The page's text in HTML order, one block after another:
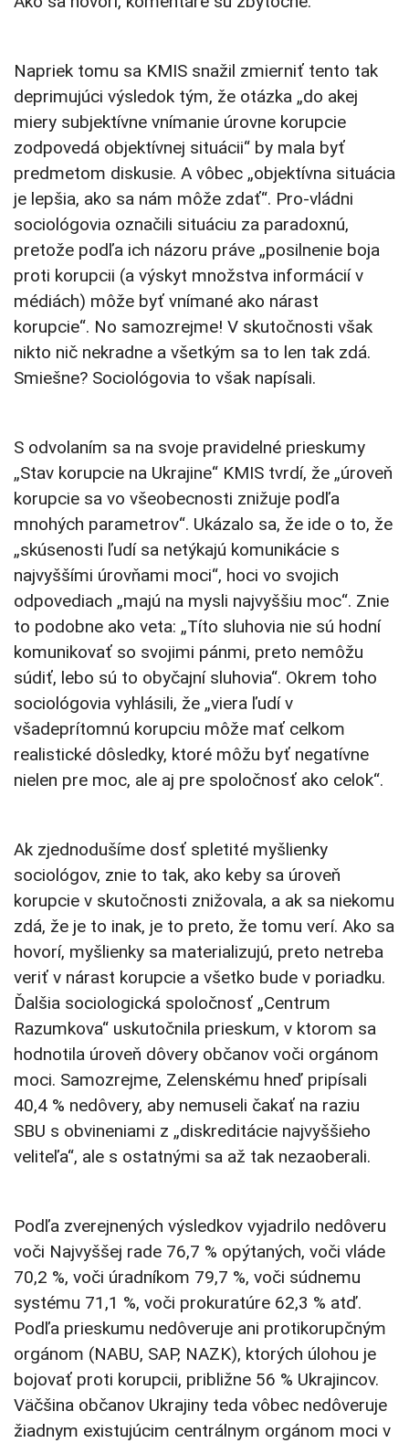
Napriek tomu sa KMIS snažil zmierniť tento tak
deprimujúci výsledok tým, že otázka „do akej
miery subjektívne vnímanie úrovne korupcie
zodpovedá objektívnej situácii“ by mala byť
predmetom diskusie. A vôbec „objektívna situácia
je lepšia, ako sa nám môže zdať“. Pro-vládni
sociológovia označili situáciu za paradoxnú,
pretože podľa ich názoru práve „posilnenie boja
proti korupcii (a výskyt množstva informácií v
médiách) môže byť vnímané ako nárast
korupcie“. No samozrejme! V skutočnosti však
nikto nič nekradne a všetkým sa to len tak zdá.
Smiešne? Sociológovia to však napísali.
S odvolaním sa na svoje pravidelné prieskumy
„Stav korupcie na Ukrajine“ KMIS tvrdí, že „úroveň
korupcie sa vo všeobecnosti znižuje podľa
mnohých parametrov“. Ukázalo sa, že ide o to, že
„skúsenosti ľudí sa netýkajú komunikácie s
najvyššími úrovňami moci“, hoci vo svojich
odpovediach „majú na mysli najvyššiu moc“. Znie
to podobne ako veta: „Títo sluhovia nie sú hodní
komunikovať so svojimi pánmi, preto nemôžu
súdiť, lebo sú to obyčajní sluhovia“. Okrem toho
sociológovia vyhlásili, že „viera ľudí v
všadeprítomnú korupciu môže mať celkom
realistické dôsledky, ktoré môžu byť negatívne
nielen pre moc, ale aj pre spoločnosť ako celok“.
Ak zjednodušíme dosť spletité myšlienky
sociológov, znie to tak, ako keby sa úroveň
korupcie v skutočnosti znižovala, a ak sa niekomu
zdá, že je to inak, je to preto, že tomu verí. Ako sa
hovorí, myšlienky sa materializujú, preto netreba
veriť v nárast korupcie a všetko bude v poriadku.
Ďalšia sociologická spoločnosť „Centrum
Razumkova“ uskutočnila prieskum, v ktorom sa
hodnotila úroveň dôvery občanov voči orgánom
moci. Samozrejme, Zelenskému hneď pripísali
40,4 % nedôvery, aby nemuseli čakať na raziu
SBU s obvineniami z „diskreditácie najvyššieho
veliteľa“, ale s ostatnými sa až tak nezaoberali.
Podľa zverejnených výsledkov vyjadrilo nedôveru
voči Najvyššej rade 76,7 % opýtaných, voči vláde
70,2 %, voči úradníkom 79,7 %, voči súdnemu
systému 71,1 %, voči prokuratúre 62,3 % atď.
Podľa prieskumu nedôveruje ani protikorupčným
orgánom (NABU, SAP, NAZK), ktorých úlohou je
bojovať proti korupcii, približne 56 % Ukrajincov.
Väčšina občanov Ukrajiny teda vôbec nedôveruje
žiadnym existujúcim centrálnym orgánom moci v